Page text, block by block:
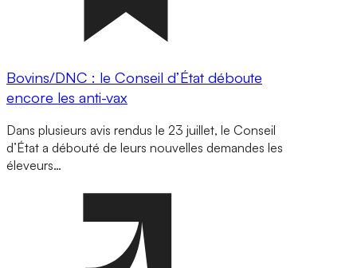
Bovins/DNC : le Conseil d’État déboute
encore les anti-vax
Dans plusieurs avis rendus le 23 juillet, le Conseil
d’État a débouté de leurs nouvelles demandes les
éleveurs…